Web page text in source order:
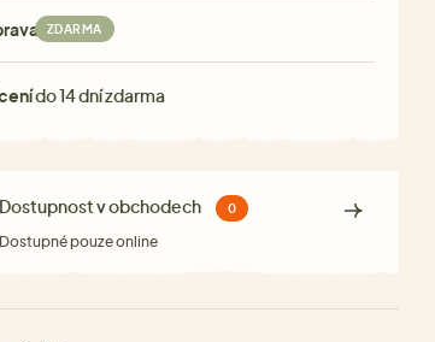
ZDARMA
do 14 dní zdarma
Dostupnost v obchodech 0
Dostupné pouze online